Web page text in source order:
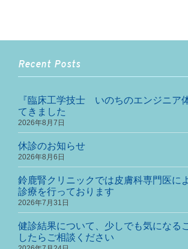
Recent Posts
『臨床工学技士 いのちのエンジニア
てきました
2026年8月7日
休診のお知らせ
2026年8月6日
鈴鹿腎クリニックでは皮膚科専門医に
診療を行っております
2026年7月31日
健診結果について、少しでも気になる
したらご相談ください